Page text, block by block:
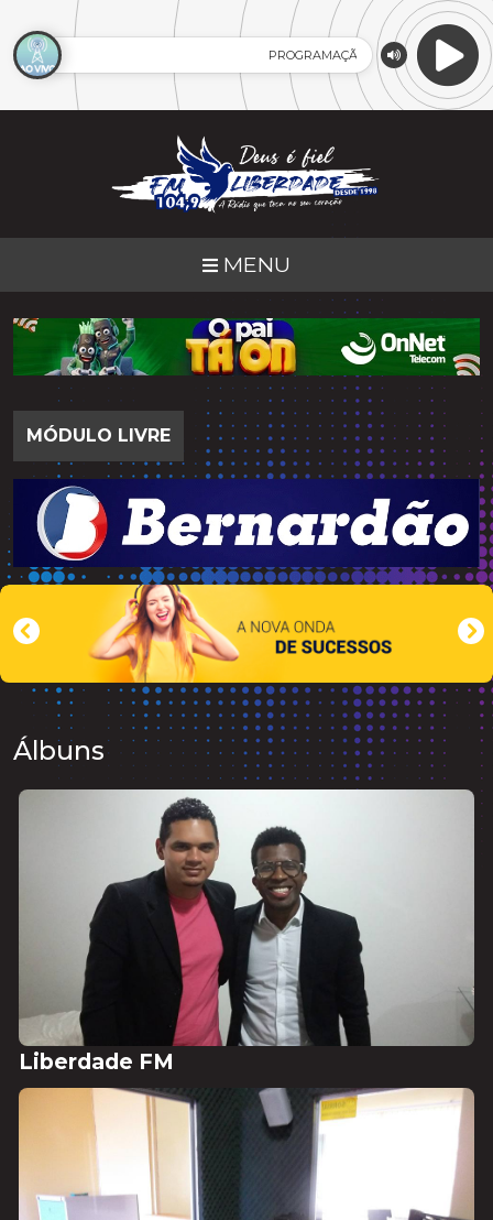
PROGRAMAÇÃO AO VIVO
MENU
MÓDULO LIVRE
Álbuns
Liberdade FM